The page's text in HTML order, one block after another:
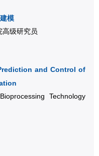
模
高级研究员
and Control of
Technology